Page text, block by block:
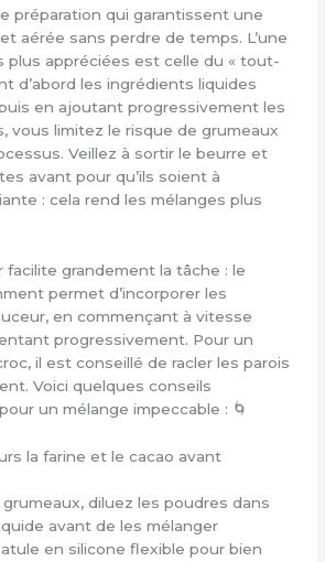
préparation qui garantissent une
aérée sans perdre de temps. L’une
plus appréciées est celle du « tout-
d’abord les ingrédients liquides
en ajoutant progressivement les
vous limitez le risque de grumeaux
Veillez à sortir le beurre et
avant pour qu’ils soient à
: cela rend les mélanges plus
facilite grandement la tâche : le
permet d’incorporer les
en commençant à vitesse
progressivement. Pour un
il est conseillé de racler les parois
Voici quelques conseils
un mélange impeccable : 🌀
la farine et le cacao avant
diluez les poudres dans
avant de les mélanger
en silicone flexible pour bien